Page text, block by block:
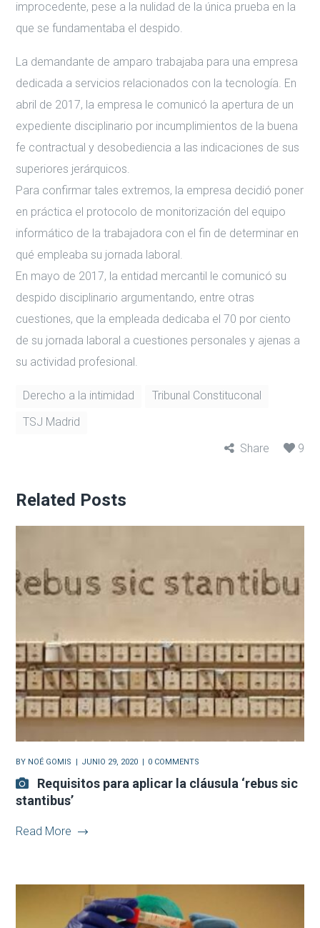
improcedente, pese a la nulidad de la única prueba en la
que se fundamentaba el despido.
La demandante de amparo trabajaba para una empresa
dedicada a servicios relacionados con la tecnología. En
abril de 2017, la empresa le comunicó la apertura de un
expediente disciplinario por incumplimientos de la buena
fe contractual y desobediencia a las indicaciones de sus
superiores jerárquicos.
Para confirmar tales extremos, la empresa decidió poner
en práctica el protocolo de monitorización del equipo
informático de la trabajadora con el fin de determinar en
qué empleaba su jornada laboral.
En mayo de 2017, la entidad mercantil le comunicó su
despido disciplinario argumentando, entre otras
cuestiones, que la empleada dedicaba el 70 por ciento
de su jornada laboral a cuestiones personales y ajenas a
su actividad profesional.
Derecho a la intimidad
Tribunal Constituconal
TSJ Madrid
Share
9
Related Posts
BY NOÉ GOMIS JUNIO 29, 2020 0 COMMENTS
Requisitos para aplicar la cláusula ‘rebus sic
stantibus’
Read More